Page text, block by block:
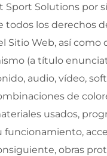
Sport Solutions por
todos los derechos
Sitio Web, así
(a título
audio, vídeo,
de
usados,
funcionamiento,
obras